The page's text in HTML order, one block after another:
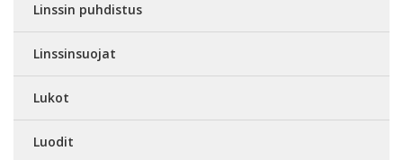
Linssin puhdistus
Linssinsuojat
Lukot
Luodit